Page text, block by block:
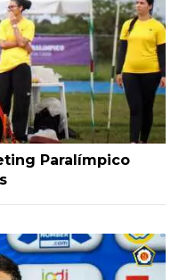
Paralímpico